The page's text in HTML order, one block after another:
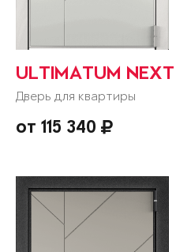
ULTIMATUM NEXT
Дверь для квартиры
от 115 340